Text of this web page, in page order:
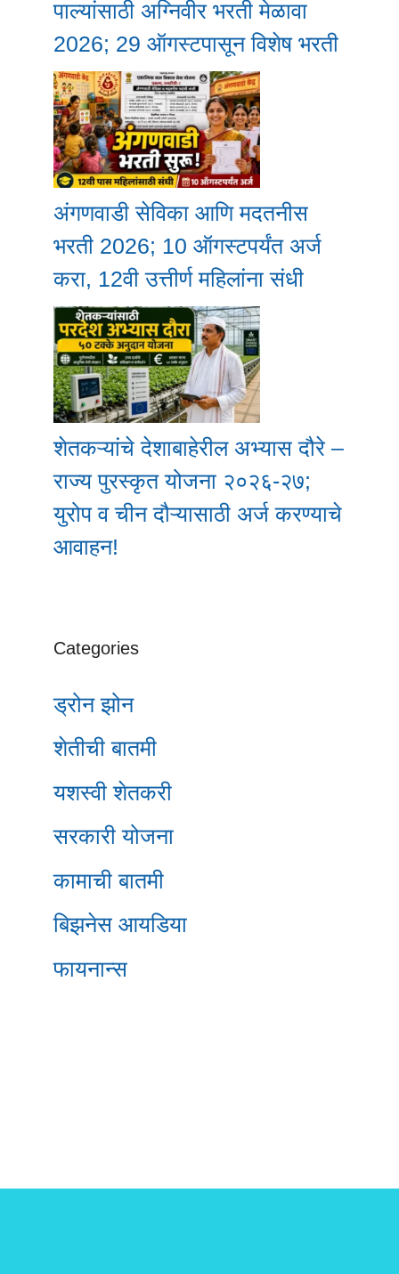
पाल्यांसाठी अग्निवीर भरती मेळावा
2026; 29 ऑगस्टपासून विशेष भरती
अंगणवाडी सेविका आणि मदतनीस
भरती 2026; 10 ऑगस्टपर्यंत अर्ज
करा, 12वी उत्तीर्ण महिलांना संधी
शेतकऱ्यांचे देशाबाहेरील अभ्यास दौरे –
राज्य पुरस्कृत योजना २०२६-२७;
युरोप व चीन दौऱ्यासाठी अर्ज करण्याचे
आवाहन!
Categories
ड्रोन झोन
शेतीची बातमी
यशस्वी शेतकरी
सरकारी योजना
कामाची बातमी
बिझनेस आयडिया
फायनान्स